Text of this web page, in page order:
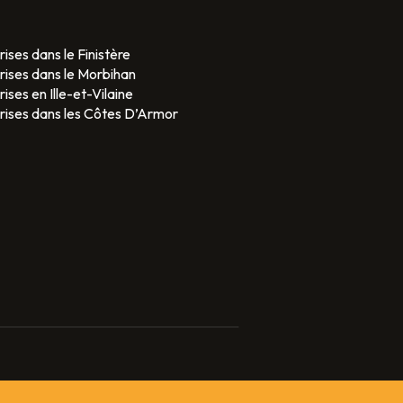
dans le Finistère
dans le Morbihan
en Ille-et-Vilaine
dans les Côtes D’Armor